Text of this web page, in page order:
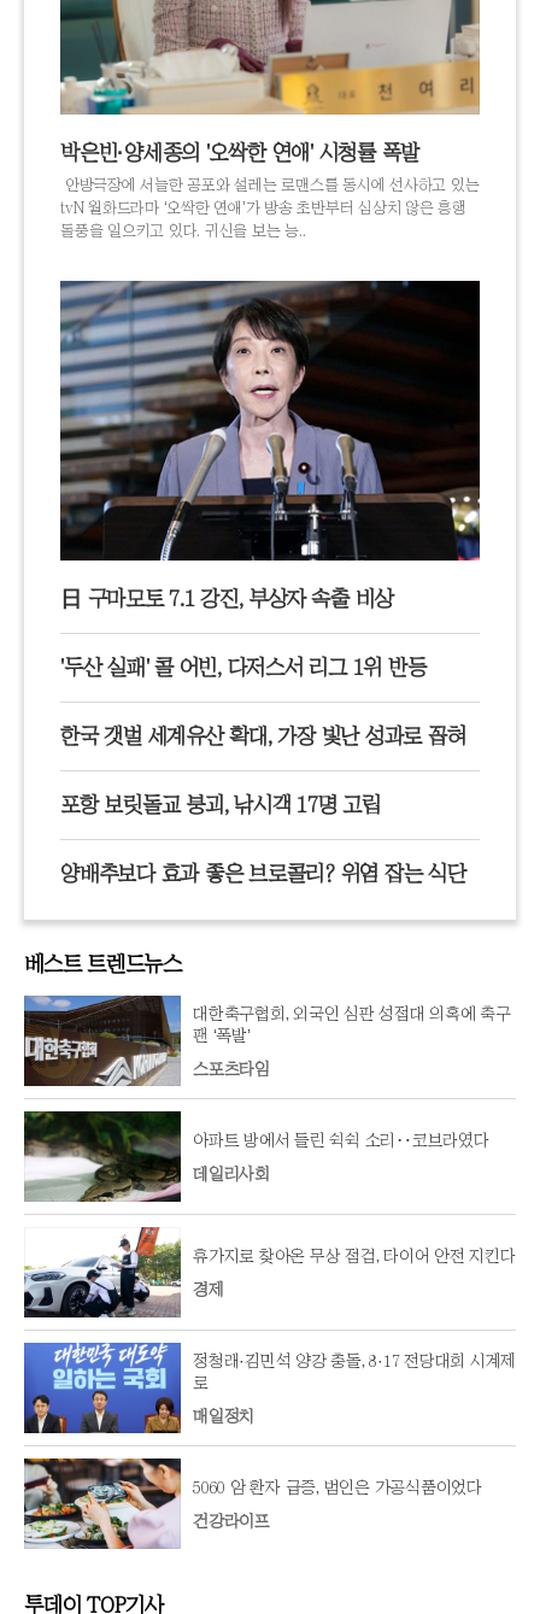
박은빈·양세종의 '오싹한 연애' 시청률 폭발
안방극장에 서늘한 공포와 설레는 로맨스를 동시에 선사하고 있는
tvN 월화드라마 ‘오싹한 연애’가 방송 초반부터 심상치 않은 흥행
돌풍을 일으키고 있다. 귀신을 보는 능..
日 구마모토 7.1 강진, 부상자 속출 비상
'두산 실패' 콜 어빈, 다저스서 리그 1위 반등
한국 갯벌 세계유산 확대, 가장 빛난 성과로 꼽혀
포항 보릿돌교 붕괴, 낚시객 17명 고립
양배추보다 효과 좋은 브로콜리? 위염 잡는 식단
베스트 트렌드뉴스
대한축구협회, 외국인 심판 성접대 의혹에 축구
팬 ‘폭발’
스포츠타임
아파트 방에서 들린 쉭쉭 소리‥코브라였다
데일리사회
휴가지로 찾아온 무상 점검, 타이어 안전 지킨다
경제
정청래·김민석 양강 충돌, 8·17 전당대회 시계제
로
매일정치
5060 암 환자 급증, 범인은 가공식품이었다
건강라이프
투데이 TOP기사